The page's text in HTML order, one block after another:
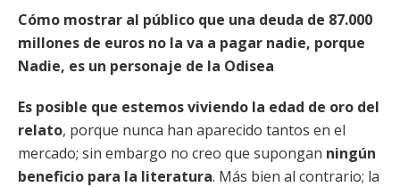
Cómo mostrar al público que una deuda de 87.000
millones de euros no la va a pagar nadie, porque
Nadie, es un personaje de la Odisea
Es posible que estemos viviendo la edad de oro del
relato, porque nunca han aparecido tantos en el
mercado; sin embargo no creo que supongan ningún
beneficio para la literatura. Más bien al contrario; la